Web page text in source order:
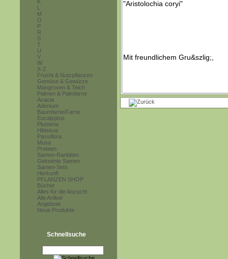
K
L
M
O
P
R
S
T
U
V
W
X-Z
Frucht & Nutzpflanzen
Gemüse & Gewürze
Mangroven & Teich
Palmen & Palmfarne
Acacia
Adenium
Baumfarne/Farne
Eucalyptus
Plumeria
Hibiskus
Passiflora
Musa
Proteen
Samen-Raritäten
Gekeimte Samen
Samen-Sets
Herkunft
PFLANZEN SHOP
Bücher
Alles für die Anzucht
Alle Artikel
Angebote
Neue Produkte
Schnellsuche